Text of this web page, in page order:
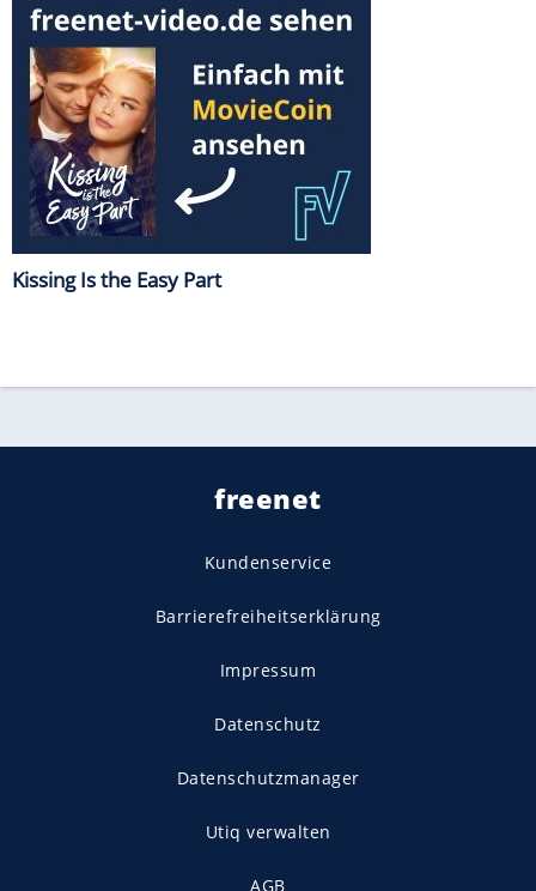
Kissing Is the Easy Part
freenet
Kundenservice
Barrierefreiheitserklärung
Impressum
Datenschutz
Datenschutzmanager
Utiq verwalten
AGB